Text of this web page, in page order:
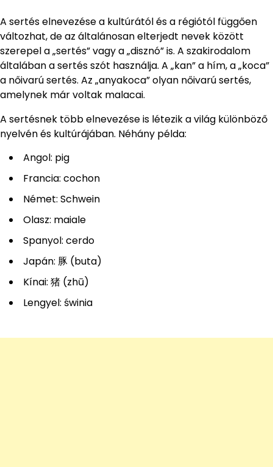
A sertés elnevezése a kultúrától és a régiótól függően
változhat, de az általánosan elterjedt nevek között
szerepel a „sertés” vagy a „disznó” is. A szakirodalom
általában a sertés szót használja. A „kan” a hím, a „koca”
a nőivarú sertés. Az „anyakoca” olyan nőivarú sertés,
amelynek már voltak malacai.
A sertésnek több elnevezése is létezik a világ különböző
nyelvén és kultúrájában. Néhány példa:
Angol: pig
Francia: cochon
Német: Schwein
Olasz: maiale
Spanyol: cerdo
Japán: 豚 (buta)
Kínai: 猪 (zhū)
Lengyel: świnia